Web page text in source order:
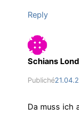
Reply
Schians
Publiché
Da muss ich